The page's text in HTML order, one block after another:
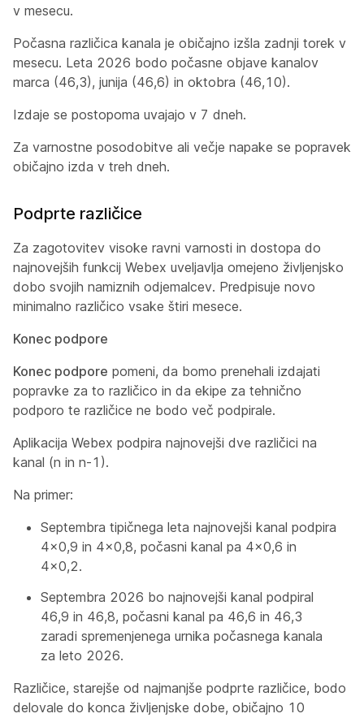
v mesecu.
Počasna različica kanala je običajno izšla zadnji torek v
mesecu. Leta 2026 bodo počasne objave kanalov
marca (46,3), junija (46,6) in oktobra (46,10).
Izdaje se postopoma uvajajo v 7 dneh.
Za varnostne posodobitve ali večje napake se popravek
običajno izda v treh dneh.
Podprte različice
Za zagotovitev visoke ravni varnosti in dostopa do
najnovejših funkcij Webex uveljavlja omejeno življenjsko
dobo svojih namiznih odjemalcev. Predpisuje novo
minimalno različico vsake štiri mesece.
Konec podpore
Konec podpore pomeni, da bomo prenehali izdajati
popravke za to različico in da ekipe za tehnično
podporo te različice ne bodo več podpirale.
Aplikacija Webex podpira najnovejši dve različici na
kanal (n in n-1).
Na primer:
Septembra tipičnega leta najnovejši kanal podpira
4x0,9 in 4x0,8, počasni kanal pa 4x0,6 in
4x0,2.
Septembra 2026 bo najnovejši kanal podpiral
46,9 in 46,8, počasni kanal pa 46,6 in 46,3
zaradi spremenjenega urnika počasnega kanala
za leto 2026.
Različice, starejše od najmanjše podprte različice, bodo
delovale do konca življenjske dobe, običajno 10